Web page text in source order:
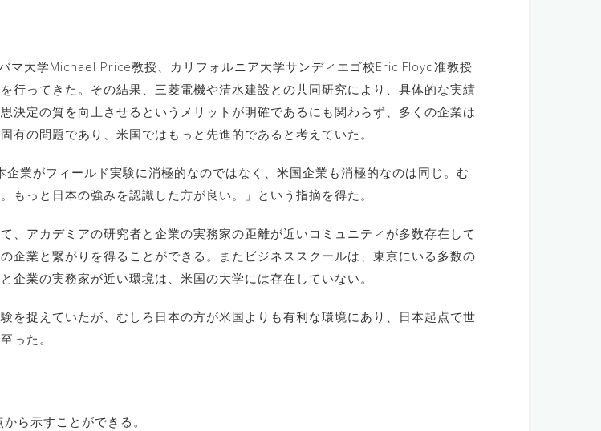
マ大学Michael Price教授、カリフォルニア大学サンディエゴ校Eric Floyd准教授
行ってきた。その結果、三菱電機や清水建設との共同研究により、具体的な実績
決定の質を向上させるというメリットが明確であるにも関わらず、多くの企業は
の問題であり、米国ではもっと先進的であると考えていた。
業がフィールド実験に消極的なのではなく、米国企業も消極的なのは同じ。む
っと日本の強みを認識した方が良い。」という指摘を得た。
、アカデミアの研究者と企業の実務家の距離が近いコミュニティが多数存在して
企業と繋がりを得ることができる。またビジネススクールは、東京にいる多数の
業の実務家が近い環境は、米国の大学には存在していない。
を捉えていたが、むしろ日本の方が米国よりも有利な環境にあり、日本起点で世
った。
ら示すことができる。